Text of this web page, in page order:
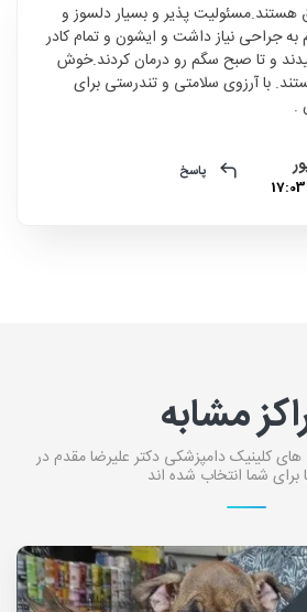
هستند.مسئولیت پذیر و بسیار دلسوز و
جراحی نیاز داشت و ایشون و تمام کادر
و تا صبح سگم رو درمان کردند.خوش
با آرزوی سلامتی و تندرستی برای
.
پاسخ
مشابه
های کلینیک دامپزشکی دکتر علیرضا مقدم در
برای شما انتخاب شده اند